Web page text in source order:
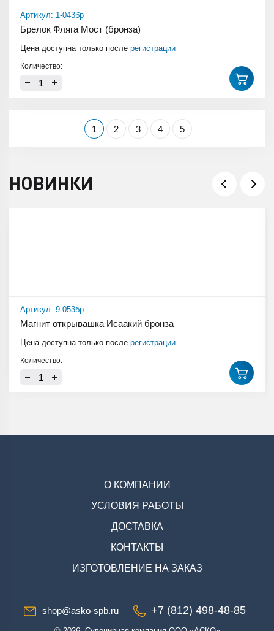
Артикул: 1-043бр
Брелок Фляга Мост (бронза)
Цена доступна только после регистрации
Количество:
1 2 3 4 5
НОВИНКИ
Артикул: 9-053бр
Магнит открывашка Исаакий бронза
Цена доступна только после регистрации
Количество:
О КОМПАНИИ
УСЛОВИЯ РАБОТЫ
ДОСТАВКА
КОНТАКТЫ
ИЗГОТОВЛЕНИЕ НА ЗАКАЗ
shop@asko-spb.ru +7 (812) 498-48-85